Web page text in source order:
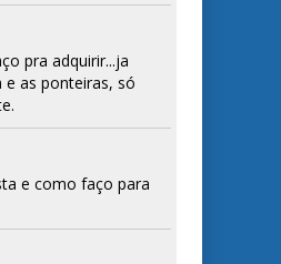
pra adquirir...ja
as ponteiras, só
e como faço para